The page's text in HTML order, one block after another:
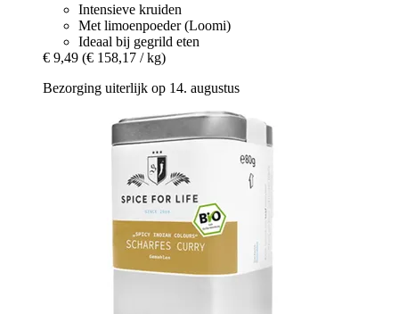
Intensieve kruiden
Met limoenpoeder (Loomi)
Ideaal bij gegrild eten
€ 9,49 (€ 158,17 / kg)
Bezorging uiterlijk op 14. augustus